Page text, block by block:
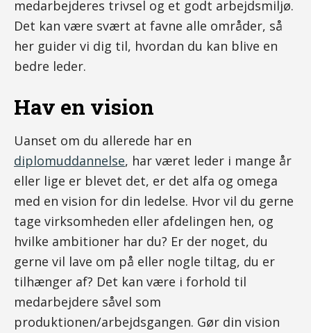
medarbejderes trivsel og et godt arbejdsmiljø.
Det kan være svært at favne alle områder, så
her guider vi dig til, hvordan du kan blive en
bedre leder.
Hav en vision
Uanset om du allerede har en
diplomuddannelse, har været leder i mange år
eller lige er blevet det, er det alfa og omega
med en vision for din ledelse. Hvor vil du gerne
tage virksomheden eller afdelingen hen, og
hvilke ambitioner har du? Er der noget, du
gerne vil lave om på eller nogle tiltag, du er
tilhænger af? Det kan være i forhold til
medarbejdere såvel som
produktionen/arbejdsgangen. Gør din vision